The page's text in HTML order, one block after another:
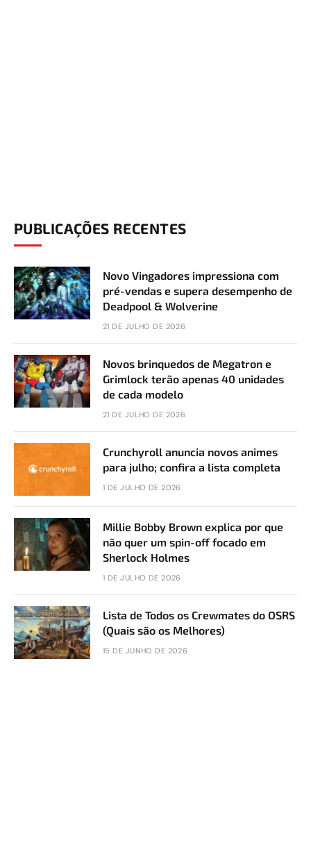
PUBLICAÇÕES RECENTES
Novo Vingadores impressiona com
pré-vendas e supera desempenho de
Deadpool & Wolverine
21 DE JULHO DE 2026
Novos brinquedos de Megatron e
Grimlock terão apenas 40 unidades
de cada modelo
21 DE JULHO DE 2026
Crunchyroll anuncia novos animes
para julho; confira a lista completa
1 DE JULHO DE 2026
Millie Bobby Brown explica por que
não quer um spin-off focado em
Sherlock Holmes
1 DE JULHO DE 2026
Lista de Todos os Crewmates do OSRS
(Quais são os Melhores)
15 DE JUNHO DE 2026